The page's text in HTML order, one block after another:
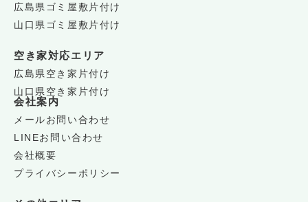
広島県ゴミ屋敷片付け
山口県ゴミ屋敷片付け
空き家対応エリア
広島県空き家片付け
山口県空き家片付け
会社案内
メールお問い合わせ
LINEお問い合わせ
会社概要
プライバシーポリシー